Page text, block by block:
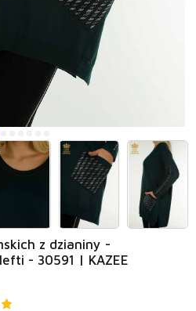
z dzianiny -
- 30591 | KAZEE